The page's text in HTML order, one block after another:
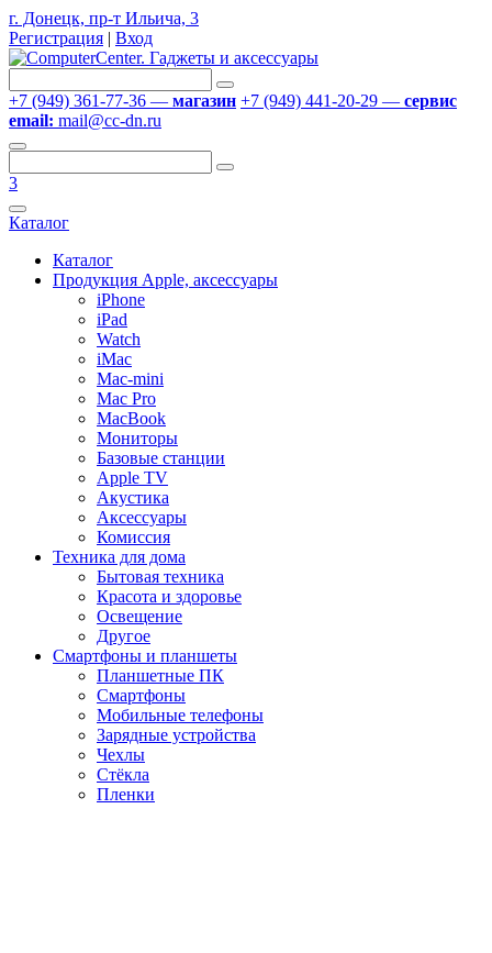
г. Донецк, пр-т Ильича, 3
Регистрация | Вход
+7 (949) 361-77-36 — магазин +7 (949) 441-20-29 — сервис
email: mail@cc-dn.ru
3
Каталог
Каталог
Продукция Apple, аксессуары
iPhone
iPad
Watch
iMac
Mac-mini
Mac Pro
MacBook
Мониторы
Базовые станции
Apple TV
Акустика
Аксессуары
Комиссия
Техника для дома
Бытовая техника
Красота и здоровье
Освещение
Другое
Смартфоны и планшеты
Планшетные ПК
Смартфоны
Мобильные телефоны
Зарядные устройства
Чехлы
Стёкла
Пленки